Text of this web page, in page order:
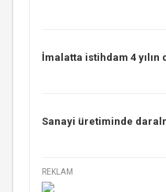
İmalatta istihdam 4 yılın
Sanayi üretiminde
REKLAM